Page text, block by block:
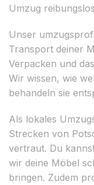
Umzug
Unser
Transport deiner
Verpacken und
Wir wissen, wie
behandeln sie
Als lokales
Strecken von
vertraut. Du
wir deine Möbel
bringen. Zudem